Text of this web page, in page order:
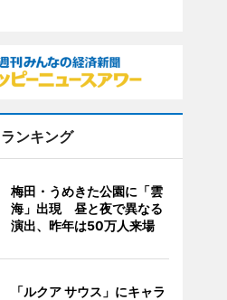
ンキング
梅田・うめきた公園に「雲
海」出現 昼と夜で異なる
演出、昨年は50万人来場
「ルクア サウス」にキャラ